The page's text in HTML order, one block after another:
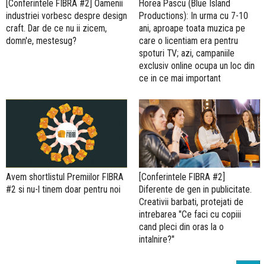
[Conferintele FIBRA #2] Oamenii
industriei vorbesc despre design
craft. Dar de ce nu ii zicem,
domn'e, mestesug?
Horea Pascu (Blue Island
Productions): In urma cu 7-10
ani, aproape toata muzica pe
care o licentiam era pentru
spoturi TV; azi, campaniile
exclusiv online ocupa un loc din
ce in ce mai important
Avem shortlistul Premiilor FIBRA
#2 si nu-l tinem doar pentru noi
[Conferintele FIBRA #2]
Diferente de gen in publicitate.
Creativii barbati, protejati de
intrebarea "Ce faci cu copiii
cand pleci din oras la o
intalnire?"